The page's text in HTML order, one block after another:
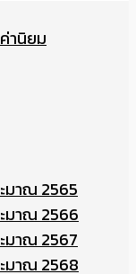
านิยม
มาณ 2565
มาณ 2566
มาณ 2567
มาณ 2568